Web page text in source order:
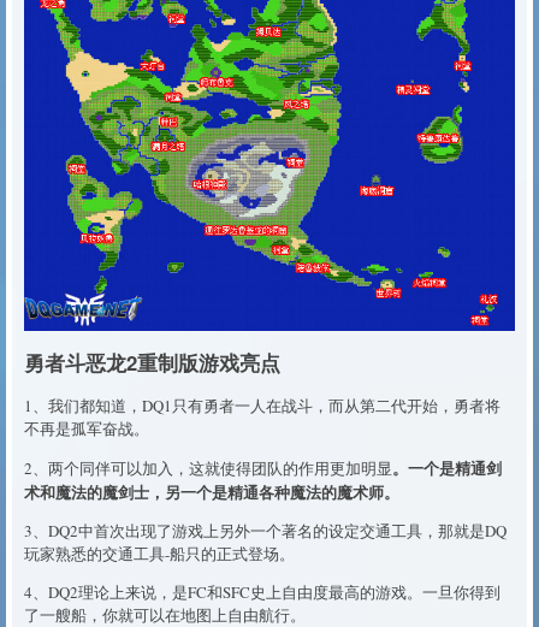
勇者斗恶龙2重制版游戏亮点
1、我们都知道，DQ1只有勇者一人在战斗，而从第二代开始，勇者将
不再是孤军奋战。
2、两个同伴可以加入，这就使得团队的作用更加明显。一个是精通剑
术和魔法的魔剑士，另一个是精通各种魔法的魔术师。
3、DQ2中首次出现了游戏上另外一个著名的设定交通工具，那就是DQ
玩家熟悉的交通工具-船只的正式登场。
4、DQ2理论上来说，是FC和SFC史上自由度最高的游戏。一旦你得到
了一艘船，你就可以在地图上自由航行。